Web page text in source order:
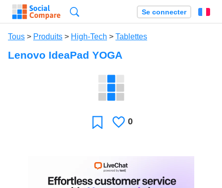
Se connecter
Tous > Produits > High-Tech > Tablettes
Lenovo IdeaPad YOGA
Favori J'aime
0